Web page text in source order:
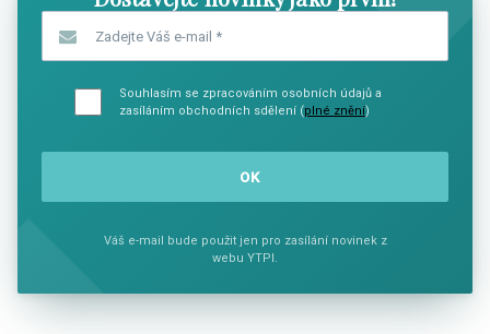
Souhlasím se zpracováním osobních údajů a
zasíláním obchodních sdělení (plné znění)
Váš e-mail bude použit jen pro zasílání novinek z
webu YTPI.